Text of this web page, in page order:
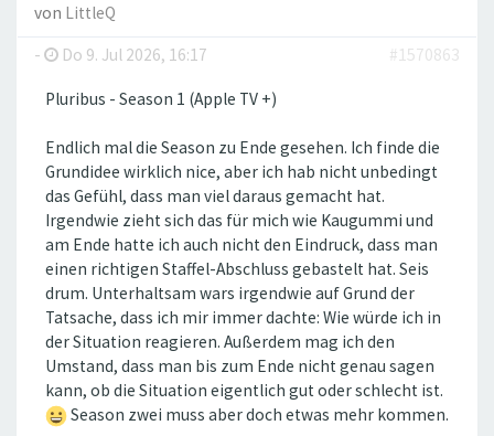
von LittleQ
-
Do 9. Jul 2026, 16:17 #1570863
Pluribus - Season 1 (Apple TV +)
Endlich mal die Season zu Ende gesehen. Ich finde die
Grundidee wirklich nice, aber ich hab nicht unbedingt
das Gefühl, dass man viel daraus gemacht hat.
Irgendwie zieht sich das für mich wie Kaugummi und
am Ende hatte ich auch nicht den Eindruck, dass man
einen richtigen Staffel-Abschluss gebastelt hat. Seis
drum. Unterhaltsam wars irgendwie auf Grund der
Tatsache, dass ich mir immer dachte: Wie würde ich in
der Situation reagieren. Außerdem mag ich den
Umstand, dass man bis zum Ende nicht genau sagen
kann, ob die Situation eigentlich gut oder schlecht ist.
Season zwei muss aber doch etwas mehr kommen.